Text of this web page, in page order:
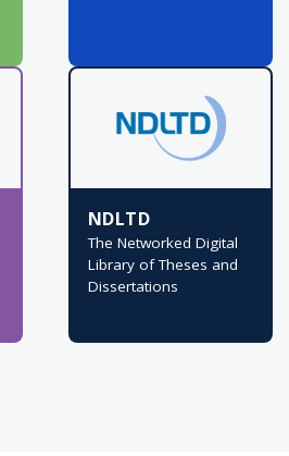
NDLTD
The Networked Digital
Library of Theses and
Dissertations